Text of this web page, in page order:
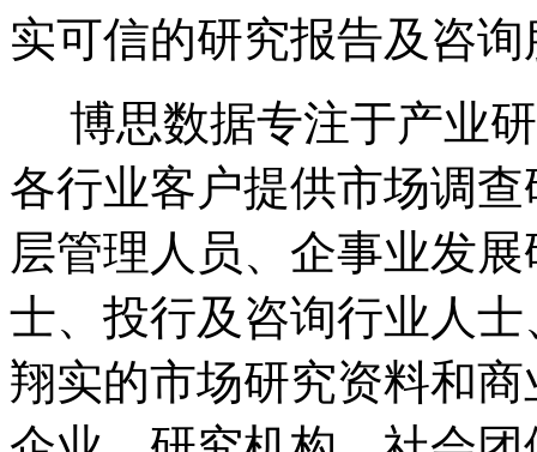
实可信的研究报告及咨询
博思数据专注于产业
各行业客户提供市场调
层管理人员、企事业发
士、投行及咨询行业人
翔实的市场研究资料和